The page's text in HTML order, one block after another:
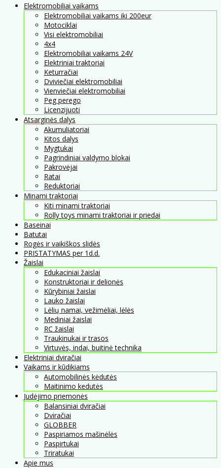
Elektromobiliai vaikams
Elektromobiliai vaikams iki 200eur
Motociklai
Visi elektromobiliai
4x4
Elektromobiliai vaikams 24V
Elektriniai traktoriai
Keturračiai
Dviviečiai elektromobiliai
Vienviečiai elektromobiliai
Peg perego
Licenzijuoti
Atsarginės dalys
Akumuliatoriai
Kitos dalys
Mygtukai
Pagrindiniai valdymo blokai
Pakrovėjai
Ratai
Reduktoriai
Minami traktoriai
Kiti minami traktoriai
Rolly toys minami traktoriai ir priedai
Baseinai
Batutai
Rogės ir vaikiškos slidės
PRISTATYMAS per 1d.d.
Žaislai
Edukaciniai žaislai
Konstruktoriai ir delionės
Kūrybiniai žaislai
Lauko žaislai
Lėlių namai, vežimėliai, lėlės
Mediniai žaislai
RC žaislai
Traukinukai ir trasos
Virtuvės, indai, buitinė technika
Elektriniai dviračiai
Vaikams ir kūdikiams
Automobilinės kėdutės
Maitinimo kedutės
Judėjimo priemonės
Balansiniai dviračiai
Dviračiai
GLOBBER
Paspiriamos mašinėlės
Paspirtukai
Triratukai
Apie mus